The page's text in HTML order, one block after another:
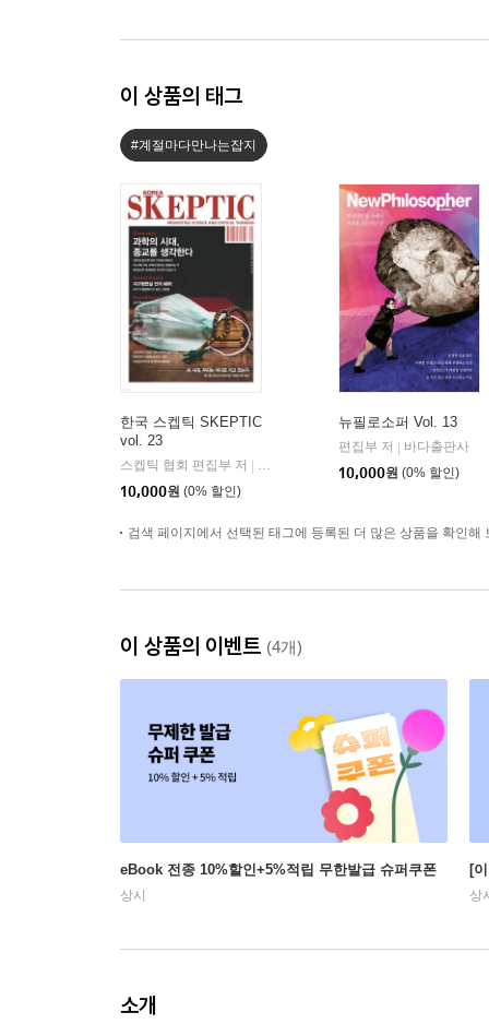
이 상품의 태그
#계절마다만나는잡지
한국 스켑틱 SKEPTIC
vol. 23
스켑틱 협회 편집부 저 |
10,000원 (0% 할인)
뉴필로소퍼 Vol. 13
편집부 저 | 바다출판사
10,000원 (0% 할인)
검색 페이지에서 선택된 태그에 등록된 더 많은 상품을 확인해
이 상품의 이벤트 (4개)
eBook 전종 10%할인+5%적립 무한발급 슈퍼쿠폰
상시
[
상
소개